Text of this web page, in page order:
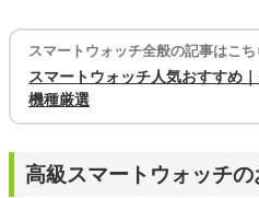
スマートウォッチ全般の記事はこち
スマートウォッチ人気おすすめ
機種厳選
高級スマートウォッチ